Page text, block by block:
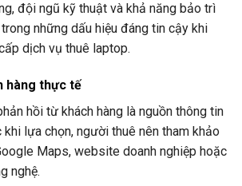
đội ngũ kỹ thuật và khả năng bảo trì
những dấu hiệu đáng tin cậy khi
dịch vụ thuê laptop.
hàng thực tế
hồi từ khách hàng là nguồn thông tin
lựa chọn, người thuê nên tham khảo
Maps, website doanh nghiệp hoặc
nghệ.